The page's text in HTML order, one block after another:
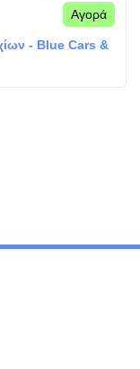
Αγορά
- Blue Cars &